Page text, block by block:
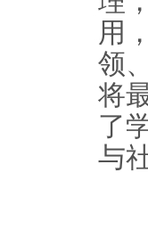
用
领
将
了
与